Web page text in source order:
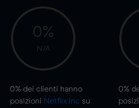
0%
N/A
0% dei clienti hanno
posizioni Netflix Inc su
0%